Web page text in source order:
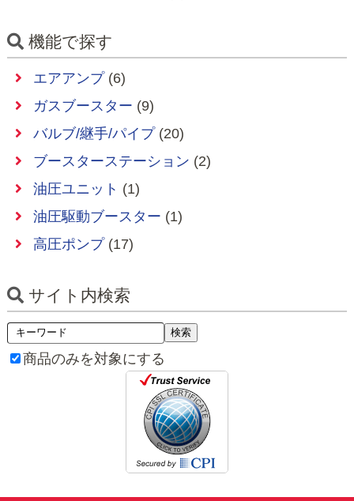
機能で探す
エアアンプ(6)
ガスブースター (9)
バルブ/継手/パイプ(20)
ブースターステーション (2)
油圧ユニット (1)
油圧駆動ブースター (1)
高圧ポンプ(17)
サイト内検索
商品のみを対象にする